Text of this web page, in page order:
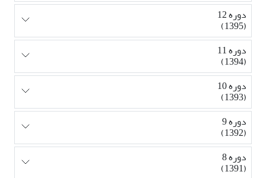
دوره 12
(1395)
دوره 11
(1394)
دوره 10
(1393)
دوره 9
(1392)
دوره 8
(1391)